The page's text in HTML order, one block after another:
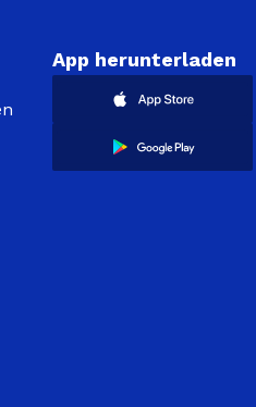
App herunterladen